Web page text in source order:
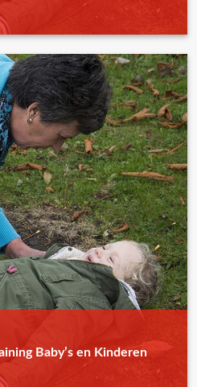
Baby’s en Kinderen